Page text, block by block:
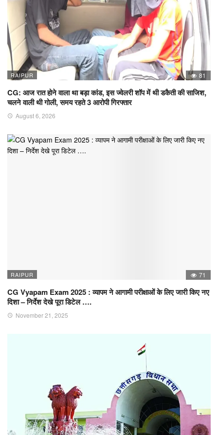
RAIPUR 81
CG: आज रात होने वाला था बड़ा कांड, इस ज्वेलरी शॉप में थी डकैती की साजिश,
चलने वाली थी गोली, समय रहते 3 आरोपी गिरफ्तार
August 6, 2026
RAIPUR 71
CG Vyapam Exam 2025 : व्यापम ने आगामी परीक्षाओं के लिए जारी किए नए
दिशा – निर्देश देखे पूरा डिटेल ….
November 21, 2025